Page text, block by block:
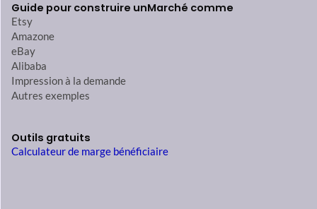
Guide pour construire unMarché comme
Etsy
Amazone
eBay
Alibaba
Impression à la demande
Autres exemples
Outils gratuits
Calculateur de marge bénéficiaire